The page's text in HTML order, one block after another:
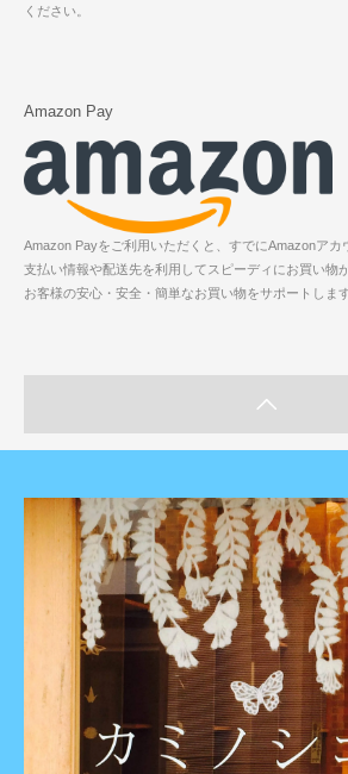
ください。
Amazon Pay
Amazon Payをご利用いただくと、すでにAmazonアカ
支払い情報や配送先を利用してスピーディにお買い物
お客様の安心・安全・簡単なお買い物をサポートしま